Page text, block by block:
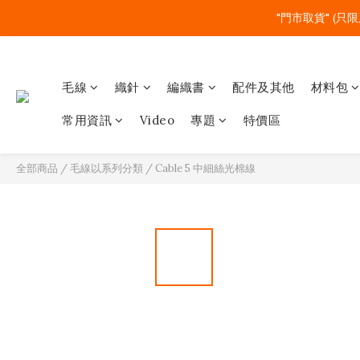
"門市取貨" (只
毛線 織針 編織書 配件及其他 材料包
常用資訊 Video 專題 特價區
全部商品 /毛線以系列分類 / Cable 5 中細絲光棉線